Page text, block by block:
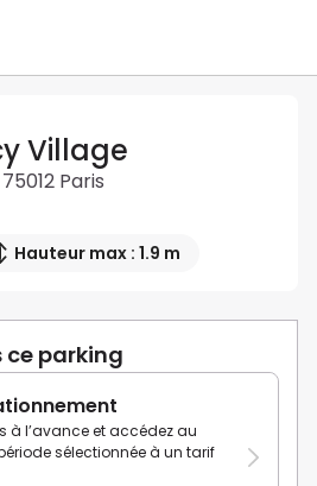
Village
Paris
Hauteur max : 1.9 m
parking
à l’avance et accédez au
sélectionnée à un tarif